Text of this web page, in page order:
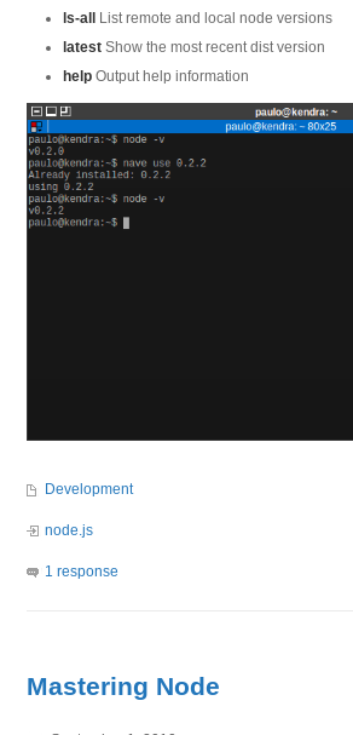
ls-all
List remote and local node versions
latest Show the most recent dist version
help Output help information
Development
node.js
1 response
Mastering Node